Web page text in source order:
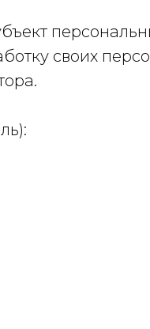
своих
предложением